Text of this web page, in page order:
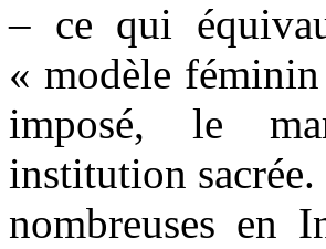
– ce qui
« modèle
imposé, le
institution sacrée.
nombreuses en